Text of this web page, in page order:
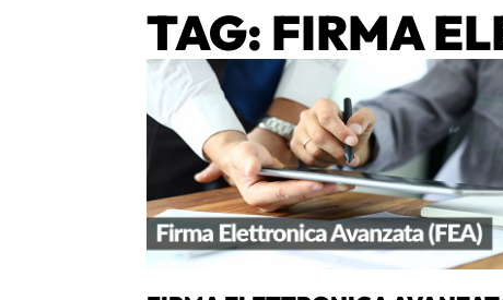
TAG: FIRMA